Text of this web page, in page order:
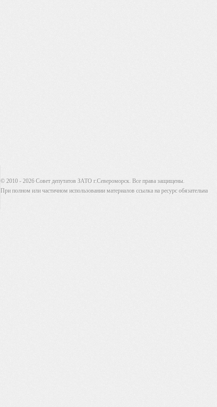
© 2010 - 2026 Совет депутатов ЗАТО г.Североморск. Все права защищены.
При полном или частичном использовании материалов ссылка на ресурс обязательна